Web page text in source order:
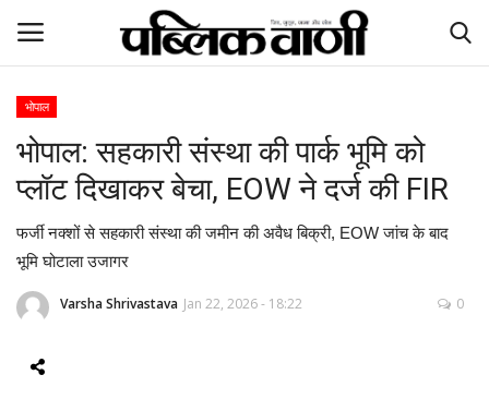
ई-पेपर
होम
Contact Us
Subscribe
About Us
भोपाल
भोपाल: सहकारी संस्था की पार्क भूमि को
प्लॉट दिखाकर बेचा, EOW ने दर्ज की FIR
फर्जी नक्शों से सहकारी संस्था की जमीन की अवैध बिक्री, EOW जांच के बाद
भूमि घोटाला उजागर
Varsha Shrivastava Jan 22, 2026 - 18:22 0